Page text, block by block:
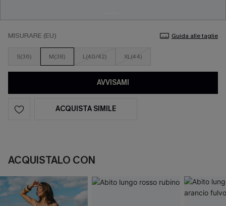
MISURARE (EU) Guida alle taglie
S(36) M(38) L(40/42) XL(44)
AVVISAMI
ACQUISTA SIMILE
ACQUISTALO CON